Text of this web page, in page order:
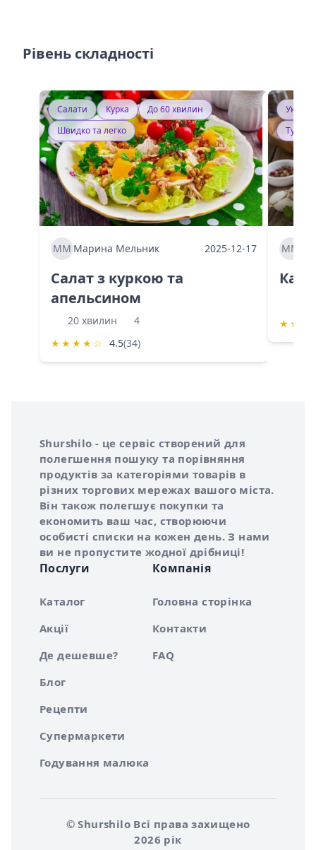
Рівень складності
Салати Курка
До 60 хвилин
Швидко та легко
ММ Марина Мельник 2025-12-17
Салат з куркою та
апельсином
20 хвилин
4
★ ★ ★ ★ ☆ 4.5(34)
ММ
★ ★
Про сервіс Shurshilo
Shurshilo - це сервіс створений для
полегшення пошуку та порівняння
продуктів за категоріями товарів в
різних торгових мережах вашого міста.
Він також полегшує покупки та
економить ваш час, створюючи
особисті списки на кожен день. З нами
ви не пропустите жодної дрібниці!
Послуги
Каталог
Акції
Де дешевше?
Блог
Рецепти
Супермаркети
Годування малюка
Компанія
Головна сторінка
Контакти
FAQ
© Shurshilo Всі права захищено
2026 рік